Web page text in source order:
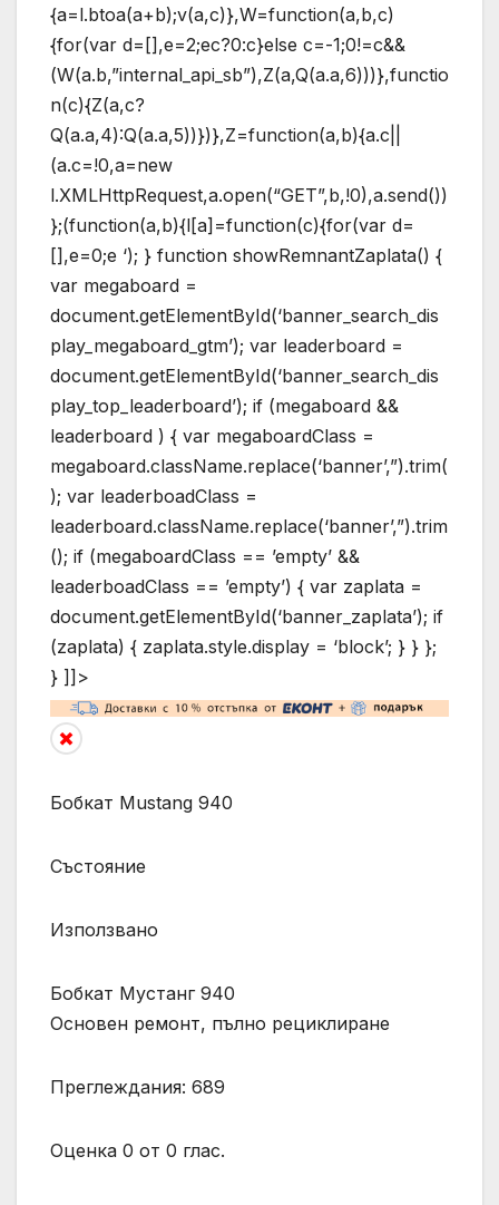
{a=l.btoa(a+b);v(a,c)},W=function(a,b,c)
{for(var d=[],e=2;ec?0:c}else c=-1;0!=c&&
(W(a.b,”internal_api_sb”),Z(a,Q(a.a,6)))},functio
n(c){Z(a,c?
Q(a.a,4):Q(a.a,5))})},Z=function(a,b){a.c||
(a.c=!0,a=new
l.XMLHttpRequest,a.open(“GET”,b,!0),a.send())
};(function(a,b){l[a]=function(c){for(var d=
[],e=0;e ‘); } function showRemnantZaplata() {
var megaboard =
document.getElementById(‘banner_search_dis
play_megaboard_gtm’); var leaderboard =
document.getElementById(‘banner_search_dis
play_top_leaderboard’); if (megaboard &&
leaderboard ) { var megaboardClass =
megaboard.className.replace(‘banner’,”).trim(
); var leaderboadClass =
leaderboard.className.replace(‘banner’,”).trim
(); if (megaboardClass == ’empty’ &&
leaderboadClass == ’empty’) { var zaplata =
document.getElementById(‘banner_zaplata’); if
(zaplata) { zaplata.style.display = ‘block’; } } };
} ]]>
Бобкат Mustang 940
Състояние
Използвано
Бобкат Мустанг 940
Основен ремонт, пълно рециклиране
Преглеждания: 689
Оценка 0 от 0 глас.